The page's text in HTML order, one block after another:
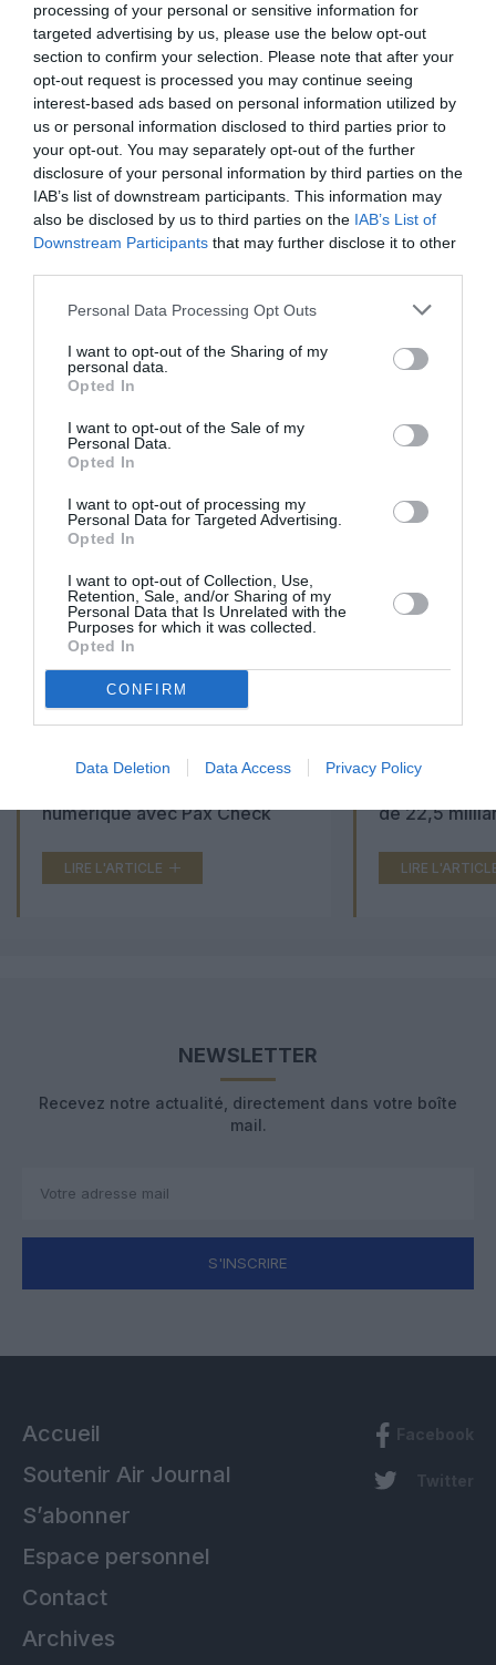
processing of your personal or sensitive information for
targeted advertising by us, please use the below opt-out
section to confirm your selection. Please note that after your
opt-out request is processed you may continue seeing
interest-based ads based on personal information utilized by
us or personal information disclosed to third parties prior to
your opt-out. You may separately opt-out of the further
disclosure of your personal information by third parties on the
IAB’s list of downstream participants. This information may
also be disclosed by us to third parties on the IAB’s List of
Downstream Participants that may further disclose it to other
Personal Data Processing Opt Outs
I want to opt-out of the Sharing of my
personal data.
Opted In
I want to opt-out of the Sale of my
Personal Data.
Opted In
I want to opt-out of processing my
Personal Data for Targeted Advertising.
Opted In
I want to opt-out of Collection, Use,
Retention, Sale, and/or Sharing of my
Personal Data that Is Unrelated with the
Purposes for which it was collected.
Opted In
CONFIRM
Data Deletion Data Access Privacy Policy
ABONNEMENT
PUBLICITÉ
MASQUÉE
PSEUDONYME
RÉSERVÉ
COMMENTAIRE
INSTANTANÉ
EN SAVOIR PLUS
ARTICLES LES PLUS
CONSULTÉS DU MOIS
Aéroports du Maroc : la carte
numérique avec Pax Check
LIRE L'ARTICLE
Washington
de 22,5
LIRE
NEWSLETTER
Recevez notre actualité, directement dans votre boîte
mail.
S'INSCRIRE
Accueil
Soutenir Air Journal
S’abonner
Espace personnel
Contact
Archives